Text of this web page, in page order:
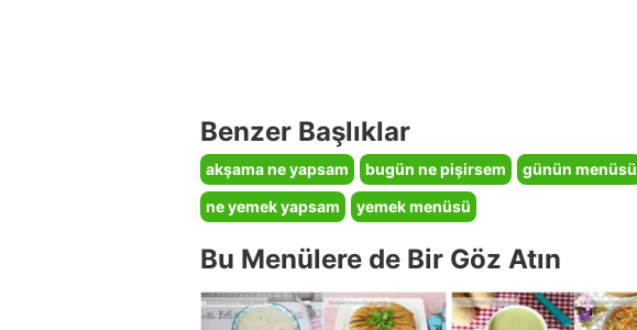
Benzer Başlıklar
akşama ne yapsam bugün ne pişirsem günün menüsü
ne yemek yapsam
yemek menüsü
Bu Menülere de Bir Göz Atın